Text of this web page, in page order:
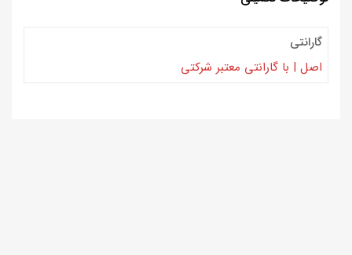
گارانتی
اصل | با گارانتی معتبر شرکتی